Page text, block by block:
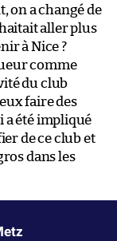
on a changé de
aller plus
à Nice ?
comme
du club
faire des
a été impliqué
de ce club et
dans les